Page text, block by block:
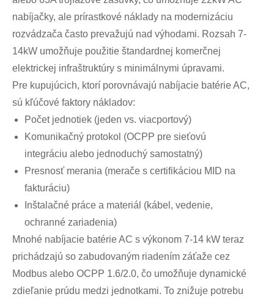
nabíjačky, ale prírastkové náklady na modernizáciu
rozvádzača často prevažujú nad výhodami. Rozsah 7-
14kW umožňuje použitie štandardnej komerčnej
elektrickej infraštruktúry s minimálnymi úpravami.
Pre kupujúcich, ktorí porovnávajú nabíjacie batérie AC,
sú kľúčové faktory nákladov:
Počet jednotiek (jeden vs. viacportový)
Komunikačný protokol (OCPP pre sieťovú
integráciu alebo jednoduchý samostatný)
Presnosť merania (merače s certifikáciou MID na
fakturáciu)
Inštalačné práce a materiál (kábel, vedenie,
ochranné zariadenia)
Mnohé nabíjacie batérie AC s výkonom 7-14 kW teraz
prichádzajú so zabudovaným riadením záťaže cez
Modbus alebo OCPP 1.6/2.0, čo umožňuje dynamické
zdieľanie prúdu medzi jednotkami. To znižuje potrebu